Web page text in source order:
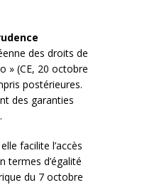
des droits de
» (CE, 20 octobre
postérieures.
des garanties
facilite l’accès
termes d’égalité
du 7 octobre